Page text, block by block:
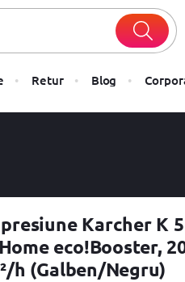
Retur Blog
Karcher K 5
eco!Booster,
h (Galben/Negru)